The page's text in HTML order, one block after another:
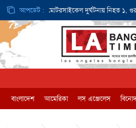
আপডেট :
ই-মোটরসাইকেল দুর্ঘটনায় নিহত ১,
বাংলাদেশ আমেরিকা লস এঞ্জেলেস